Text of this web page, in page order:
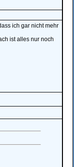
ich gar nicht mehr
ist alles nur noch